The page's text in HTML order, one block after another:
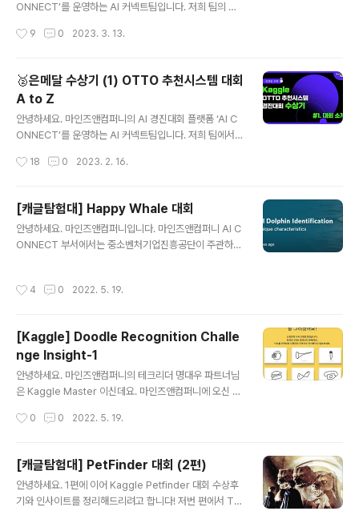
ONNECT’를 운영하는 AI 커넥트팀입니다. 저희 팀의 데
lti-Objective Recommender System 경진대회에서
다는 소식, 지난 번 첫번째 수상기 글을 통해 알려드렸습니
다. 이번에는 OTTO 대회가 어떤 챌린지가 있었는지, 그
리고 그 챌린지를 어떻게 풀어냈는지에 대해 두 번째 글로
소개해드립니다. 작성: 마인즈앤컴퍼니 Data Scientist
곽치영 매니저 (AI커넥트사업부) 마인즈앤컴퍼니 전혜령
Scientist 박기돈 매니저 (AI커넥트사업부)..
9 0 2023. 3. 13.
🥈은메달 수상기 (1) OTTO 추천시스템 대회
A to Z
안녕하세요. 마인즈앤컴퍼니의 AI 경진대회 플랫폼 ‘AI C
ONNECT’를 운영하는 AI 커넥트팀입니다. 저희 팀에서
과 커넥트팀의 데이터사이언티스트들이 Kaggle에서 개
며 은메달을 차지했습니다! 이 기쁜 소식과 함께, 은메달 수
상기를 블로그를 통해 미래의 데이터사이언티스트 및 AI
과학자들과 공유하려 하는데요. 첫 번째 편인 이번 글에서
혜령 인턴 (연세대 응용통계학 19) 검수: 마인즈앤컴퍼니
18 0 2023. 2. 16.
[캐글탐험대] Happy Whale 대회
안녕하세요. 마인즈앤컴퍼니입니다. 마인즈앤컴퍼니 AI C
ONNECT 부서에서는 중소벤처기업진흥공단이 주관하는
요! 풍부한 AI 경진대회 수행 경험을 기반으로 모의 경진대
대회에 출전한 입교생들에게 특강과 멘토링을 지원해주었
습니다. 그 중 은메달을 수상한 팀의 팀원이 마인즈앤컴퍼
니에 입사하게 되었는데요! Data Scientist 로 입사하신
이남주, 김준철 매니저가 Happy Whale 대회 은메달 수
대회 준비하시는..
4 0 2022. 5. 19.
[Kaggle] Doodle Recognition Challe
nge Insight-1
안녕하세요. 마인즈앤컴퍼니의 테크리더 명대우 파트너님
은 Kaggle Master 이신데요. 마인즈앤컴퍼니에 오신 이
고, 매니저들에게 Kaggle Insight를 전해주기도 합니다.
출전을 준비하고 있으신 분들을 위해 도움이 되는 글을 작
성해주셨습니다. Quick, Draw! Doodle Recognition
작성: 마인즈앤컴퍼니(MNC) 명대우 파트너 대회소개 이
0 0 2022. 5. 19.
[캐글탐험대] PetFinder 대회 (2편)
안녕하세요. 1편에 이어 Kaggle Petfinder 대회 수상후
기와 인사이트를 정리해드리려고 합니다! 저번 편에서 Tra